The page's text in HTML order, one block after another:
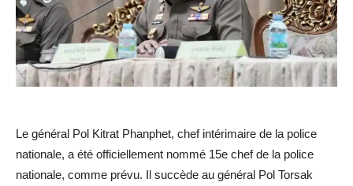
Le général Pol Kitrat Phanphet, chef intérimaire de la police
nationale, a été officiellement nommé 15e chef de la police
nationale, comme prévu. Il succède au général Pol Torsak